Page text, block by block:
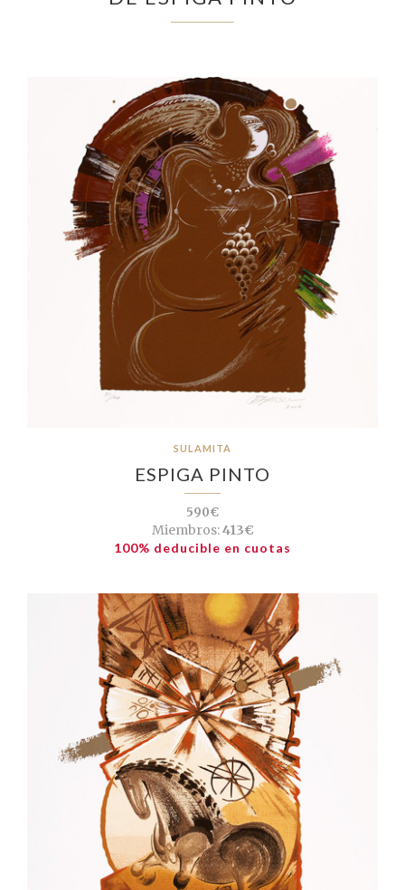
SULAMITA
ESPIGA PINTO
590€
Miembros:413€
100% deducible en cuotas